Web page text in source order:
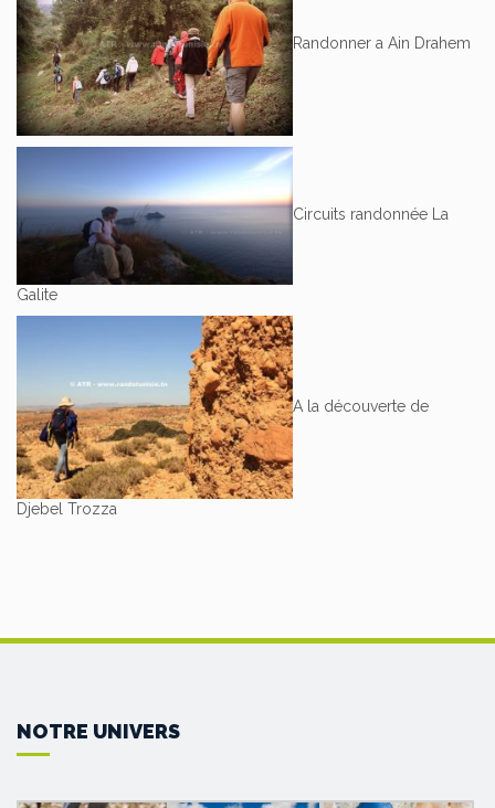
Randonner a Ain Drahem
Circuits randonnée La
Galite
A la découverte de
Djebel Trozza
NOTRE UNIVERS